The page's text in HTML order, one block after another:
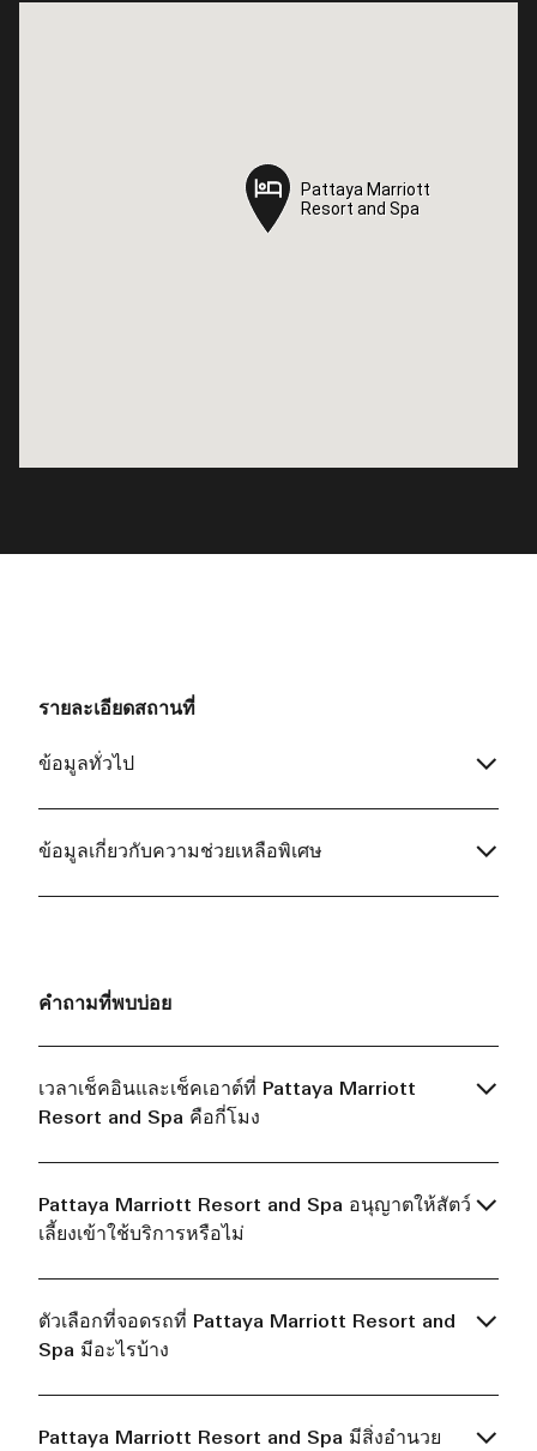
Pattaya Marriott
Resort and Spa
Pattaya Marriott
Resort and Spa
รายละเอียดสถานที่
ข้อมูลทั่วไป
ข้อมูลเกี่ยวกับความช่วยเหลือพิเศษ
คำถามที่พบบ่อย
เวลาเช็คอินและเช็คเอาต์ที่ Pattaya Marriott
Resort and Spa คือกี่โมง
Pattaya Marriott Resort and Spa อนุญาตให้สัตว์
เลี้ยงเข้าใช้บริการหรือไม่
ตัวเลือกที่จอดรถที่ Pattaya Marriott Resort and
Spa มีอะไรบ้าง
Pattaya Marriott Resort and Spa มีสิ่งอำนวย